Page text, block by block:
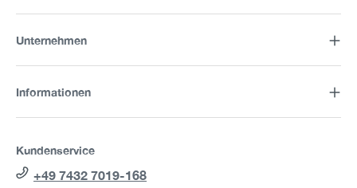
Unternehmen
Informationen
Kundenservice
+49 7432 7019-168